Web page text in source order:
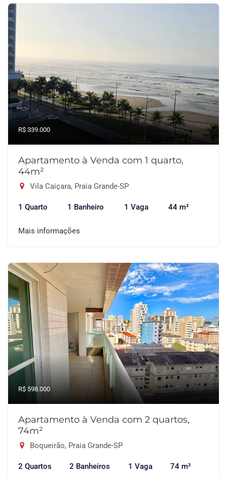
R$ 339.000
Apartamento à Venda com 1 quarto,
44m²
Vila Caiçara, Praia Grande-SP
1 Quarto 1 Banheiro 1 Vaga 44 m²
Mais informações
R$ 598.000
Apartamento à Venda com 2 quartos,
74m²
Boqueirão, Praia Grande-SP
2 Quartos 2 Banheiros 1 Vaga 74 m²